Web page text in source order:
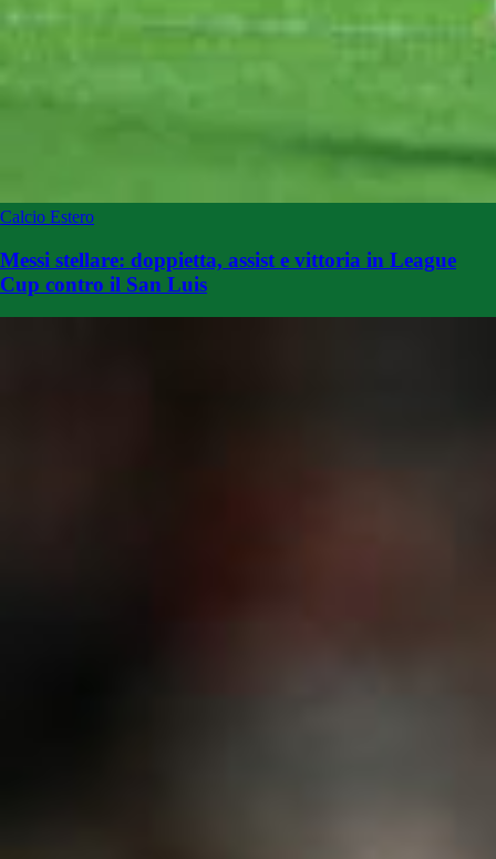
Calcio Estero
Messi stellare: doppietta, assist e vittoria in League
Cup contro il San Luis